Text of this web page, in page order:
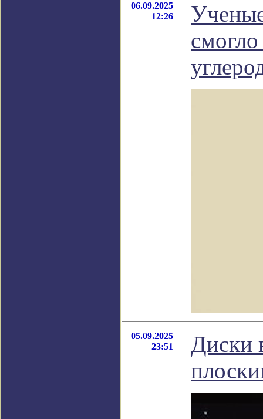
06.09.2025
12:26
смогло
05.09.2025
23:51
Диски